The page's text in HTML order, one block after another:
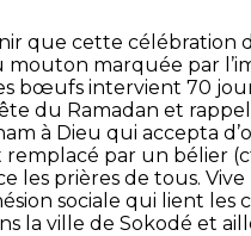
que cette célébration
mouton marquée par
bœufs intervient 70
du Ramadan et
à Dieu qui accepta
par un bélier
les prières de tous. Vive
sociale qui lient les
la ville de Sokodé et